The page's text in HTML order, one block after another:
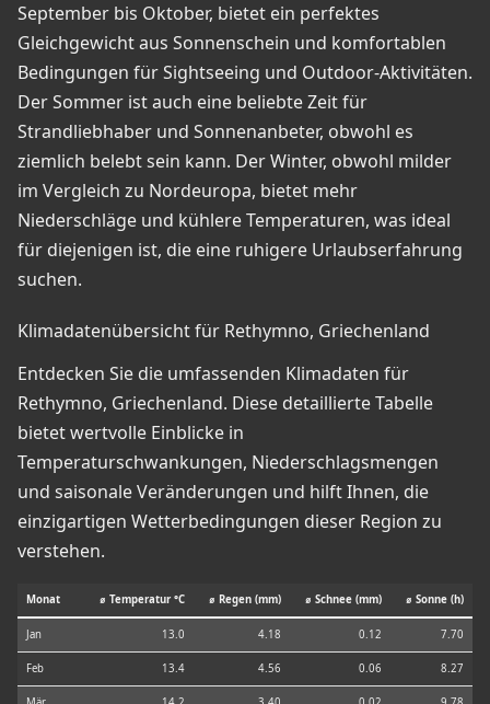
September bis Oktober, bietet ein perfektes
Gleichgewicht aus Sonnenschein und komfortablen
Bedingungen für Sightseeing und Outdoor-Aktivitäten.
Der Sommer ist auch eine beliebte Zeit für
Strandliebhaber und Sonnenanbeter, obwohl es
ziemlich belebt sein kann. Der Winter, obwohl milder
im Vergleich zu Nordeuropa, bietet mehr
Niederschläge und kühlere Temperaturen, was ideal
für diejenigen ist, die eine ruhigere Urlaubserfahrung
suchen.
Klimadatenübersicht für Rethymno, Griechenland
Entdecken Sie die umfassenden Klimadaten für
Rethymno, Griechenland. Diese detaillierte Tabelle
bietet wertvolle Einblicke in
Temperaturschwankungen, Niederschlagsmengen
und saisonale Veränderungen und hilft Ihnen, die
einzigartigen Wetterbedingungen dieser Region zu
verstehen.
Monat ⌀ Temperatur °C ⌀ Regen (mm) ⌀ Schnee (mm) ⌀ Sonne (h)
Jan 13.0 4.18 0.12 7.70
Feb 13.4 4.56 0.06 8.27